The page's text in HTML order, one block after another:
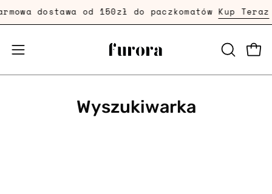
dalej
dostawa od 150zł do paczkomatów Kup Teraz
Przełącznik
menu
OTWÓRZ
Wyszukiwarka